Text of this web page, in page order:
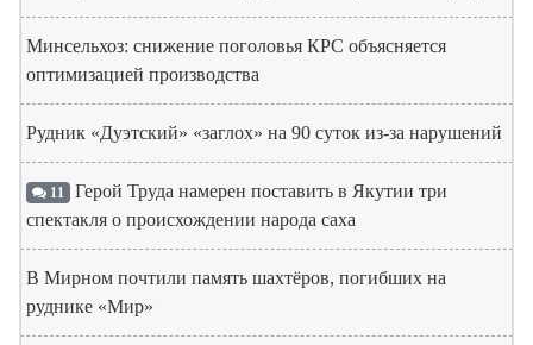
Минсельхоз: снижение поголовья КРС объясняется
оптимизацией производства
Рудник «Дуэтский» «заглох» на 90 суток из-за нарушений
11 Герой Труда намерен поставить в Якутии три
спектакля о происхождении народа саха
В Мирном почтили память шахтёров, погибших на
руднике «Мир»